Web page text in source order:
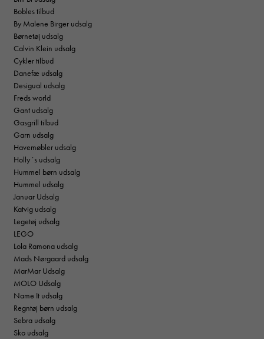
Bobles tilbud
By Malene Birger udsalg
Børnetøj udsalg
Calvin Klein udsalg
Cykler tilbud
Danefæ udsalg
Desigual udsalg
Freds world
Gant udsalg
Gasgrill tilbud
Garn udsalg
Havemøbler udsalg
Holly´s udsalg
Hummel børn udsalg
Hummel udsalg
Januar Udsalg
Katvig udsalg
Legetøj udsalg
LEGO
Lola Ramona udsalg
Mads Nørgaard udsalg
MarMar Udsalg
MOLO Udsalg
Name It udsalg
Regntøj børn udsalg
Sebra udsalg
Sko udsalg